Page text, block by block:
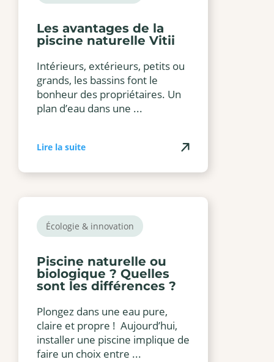
Les avantages de la
piscine naturelle Vitii
Intérieurs, extérieurs, petits ou
grands, les bassins font le
bonheur des propriétaires. Un
plan d’eau dans une ...
Lire la suite
Écologie & innovation
Piscine naturelle ou
biologique ? Quelles
sont les différences ?
Plongez dans une eau pure,
claire et propre ! Aujourd’hui,
installer une piscine implique de
faire un choix entre ...